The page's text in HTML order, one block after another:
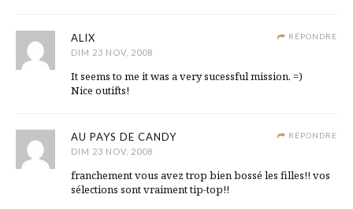
RÉPONDRE
ALIX
DIM 23 NOV, 2008
It seems to me it was a very sucessful mission. =)
Nice outifts!
RÉPONDRE
AU PAYS DE CANDY
DIM 23 NOV, 2008
franchement vous avez trop bien bossé les filles!! vos
sélections sont vraiment tip-top!!